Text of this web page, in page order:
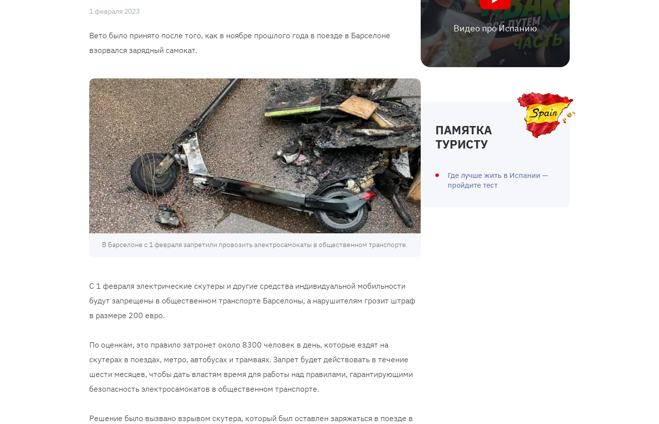
1 февраля 2023
Вето было принято после того, как в ноябре прошлого года в поезде в Барселоне
взорвался зарядный самокат.
В Барселоне с 1 февраля запретили провозить электросамокаты в общественном транспорте.
С 1 февраля электрические скутеры и другие средства индивидуальной мобильности
будут запрещены в общественном транспорте Барселоны, а нарушителям грозит штраф
в размере 200 евро.
По оценкам, это правило затронет около 8300 человек в день, которые ездят на
скутерах в поездах, метро, автобусах и трамваях. Запрет будет действовать в течение
шести месяцев, чтобы дать властям время для работы над правилами, гарантирующими
безопасность электросамокатов в общественном транспорте.
Решение было вызвано взрывом скутера, который был оставлен заряжаться в поезде в
Видео про Испанию
ПАМЯТКА
ТУРИСТУ
Где лучше жить в Испании —
пройдите тест